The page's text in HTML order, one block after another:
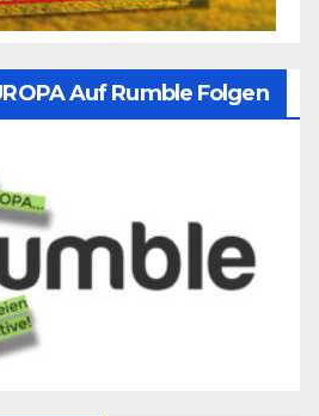
Auf Rumble Folgen